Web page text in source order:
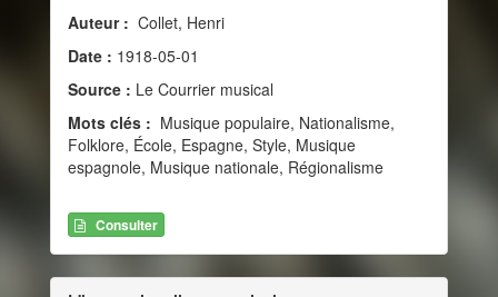
Auteur : Collet, Henri
Date : 1918-05-01
Source : Le Courrier musical
Mots clés : Musique populaire, Nationalisme,
Folklore, École, Espagne, Style, Musique
espagnole, Musique nationale, Régionalisme
Consulter